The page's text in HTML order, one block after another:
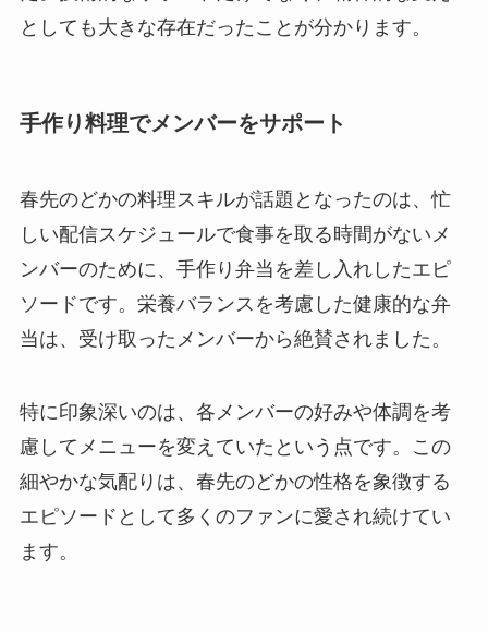
としても大きな存在だったことが分かります。
手作り料理でメンバーをサポート
春先のどかの料理スキルが話題となったのは、忙
しい配信スケジュールで食事を取る時間がないメ
ンバーのために、手作り弁当を差し入れしたエピ
ソードです。栄養バランスを考慮した健康的な弁
当は、受け取ったメンバーから絶賛されました。
特に印象深いのは、各メンバーの好みや体調を考
慮してメニューを変えていたという点です。この
細やかな気配りは、春先のどかの性格を象徴する
エピソードとして多くのファンに愛され続けてい
ます。